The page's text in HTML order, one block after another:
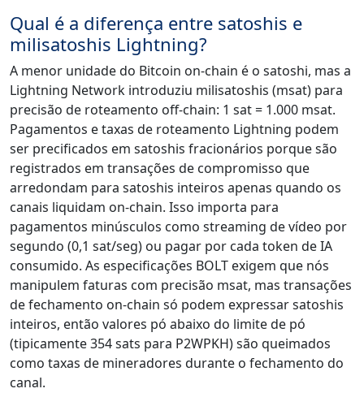
Qual é a diferença entre satoshis e
milisatoshis Lightning?
A menor unidade do Bitcoin on-chain é o satoshi, mas a
Lightning Network introduziu milisatoshis (msat) para
precisão de roteamento off-chain: 1 sat = 1.000 msat.
Pagamentos e taxas de roteamento Lightning podem
ser precificados em satoshis fracionários porque são
registrados em transações de compromisso que
arredondam para satoshis inteiros apenas quando os
canais liquidam on-chain. Isso importa para
pagamentos minúsculos como streaming de vídeo por
segundo (0,1 sat/seg) ou pagar por cada token de IA
consumido. As especificações BOLT exigem que nós
manipulem faturas com precisão msat, mas transações
de fechamento on-chain só podem expressar satoshis
inteiros, então valores pó abaixo do limite de pó
(tipicamente 354 sats para P2WPKH) são queimados
como taxas de mineradores durante o fechamento do
canal.